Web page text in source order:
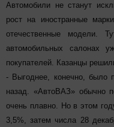
Автомобили не станут
рост на иностранные
отечественные модели.
автомобильных салонах
покупателей. Казанцы
- Выгоднее, конечно, было
назад. «АвтоВАЗ» обычно
очень плавно. Но в этом
3,5%, затем числа 28